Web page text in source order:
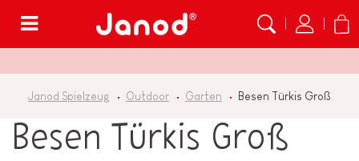
Janod Spielzeug Outdoor Garten Besen Türkis Groß
Besen Türkis Groß